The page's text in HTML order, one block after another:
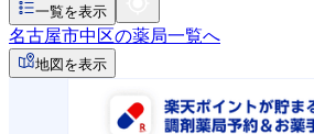
一覧を表示
名古屋市中区の薬局一覧へ
地図を表示